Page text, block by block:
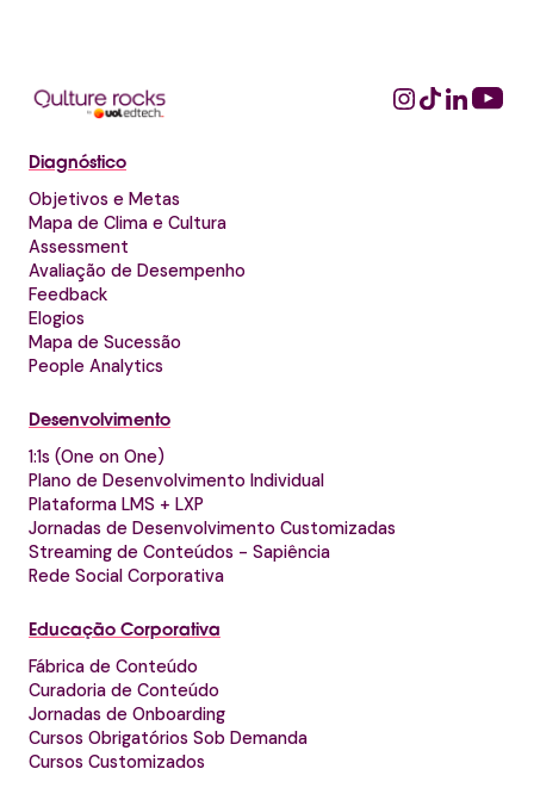
Diagnóstico
Objetivos e Metas
Mapa de Clima e Cultura
Assessment
Avaliação de Desempenho
Feedback
Elogios
Mapa de Sucessão
People Analytics
Desenvolvimento
1:1s (One on One)
Plano de Desenvolvimento Individual
Plataforma LMS + LXP
Jornadas de Desenvolvimento Customizadas
Streaming de Conteúdos - Sapiência
Rede Social Corporativa
Educação Corporativa
Fábrica de Conteúdo
Curadoria de Conteúdo
Jornadas de Onboarding
Cursos Obrigatórios Sob Demanda
Cursos Customizados